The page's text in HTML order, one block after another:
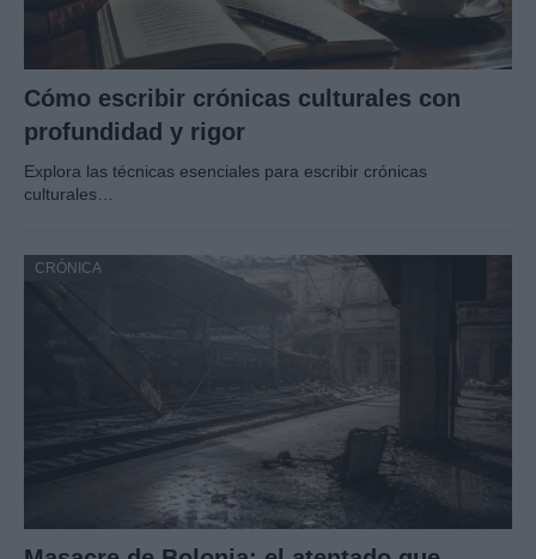
Cómo escribir crónicas culturales con
profundidad y rigor
Explora las técnicas esenciales para escribir crónicas
culturales…
CRÓNICA